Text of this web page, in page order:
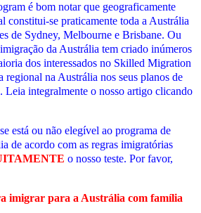
é bom notar que geograficamente
constitui-se praticamente toda a Austrália
de Sydney, Melbourne e Brisbane. Ou
da Austrália tem criado inúmeros
dos interessados no Skilled Migration
regional na Austrália nos seus planos de
Leia integralmente o nosso artigo clicando
está ou não elegível ao programa de
de acordo com as regras imigratórias
o nosso teste. Por favor,
imigrar para a Austrália com família